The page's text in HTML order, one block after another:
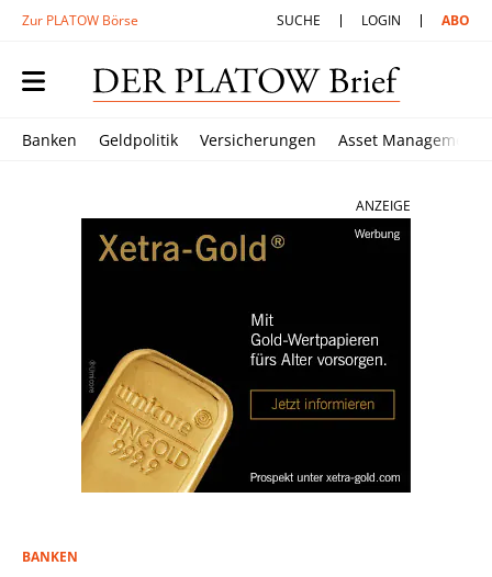
Zur PLATOW Börse SUCHE LOGIN ABO
Banken Geldpolitik Versicherungen Asset Management
ANZEIGE
BANKEN